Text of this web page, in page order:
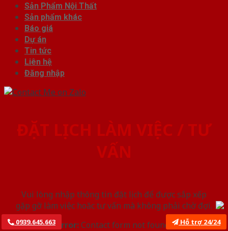
Sản Phẩm Nội Thất
Sản phẩm khác
Báo giá
Dự án
Tin tức
Liên hệ
Đăng nhập
0939.645.663 Hỗ trợ 24/24
ĐẶT LỊCH LÀM VIỆC / TƯ
VẤN
Vui lòng nhập thông tin đặt lịch để được sắp xếp
gặp gỡ làm việc hoăc tư vấn mà không phải chờ đợi.
Error:Contact form not found.